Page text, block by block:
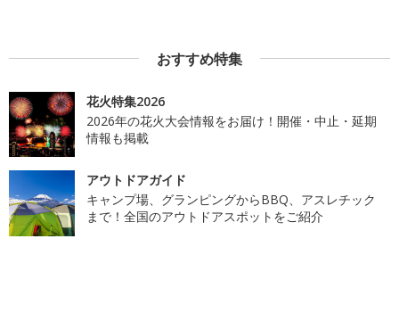
おすすめ特集
花火特集2026
2026年の花火大会情報をお届け！開催・中止・延期
情報も掲載
アウトドアガイド
キャンプ場、グランピングからBBQ、アスレチック
まで！全国のアウトドアスポットをご紹介